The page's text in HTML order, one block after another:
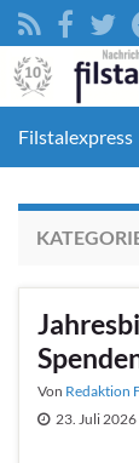
Filstalexpress
Von Redaktion
23. Juli 2026